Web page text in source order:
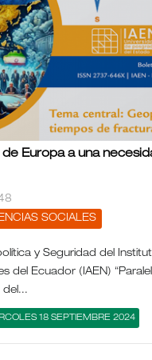
de Europa a una
SOCIALES
y Seguridad del
del Ecuador (IAEN)
del...
18 SEPTIEMBRE 2024